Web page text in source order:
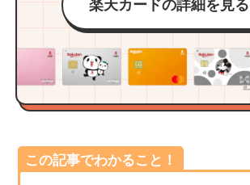
楽天カードの詳細を見る
この記事でわかること！